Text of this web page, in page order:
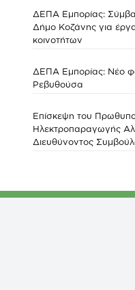
ΔΕΠΑ Εμπορίας:
Δήμο Κοζάνης για
κοινοτήτων
ΔΕΠΑ Εμπορίας: Νέο
Ρεβυθούσα
Επίσκεψη του
Ηλεκτροπαραγωγής
Διευθύνοντος